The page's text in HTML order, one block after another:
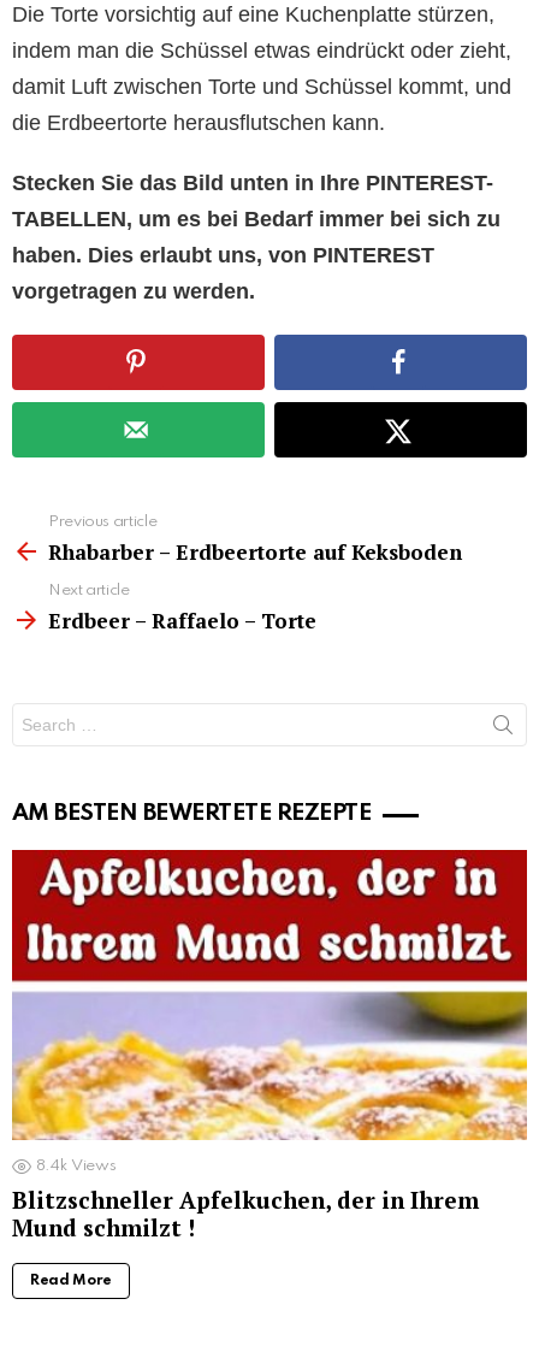
Die Torte vorsichtig auf eine Kuchenplatte stürzen,
indem man die Schüssel etwas eindrückt oder zieht,
damit Luft zwischen Torte und Schüssel kommt, und
die Erdbeertorte herausflutschen kann.
Stecken Sie das Bild unten in Ihre PINTEREST-
TABELLEN, um es bei Bedarf immer bei sich zu
haben. Dies erlaubt uns, von PINTEREST
vorgetragen zu werden.
more
Previous article
Rhabarber – Erdbeertorte auf Keksboden
Next article
Erdbeer – Raffaelo – Torte
for:
AM BESTEN BEWERTETE REZEPTE
8.4k Views
Blitzschneller Apfelkuchen, der in Ihrem
Mund schmilzt !
Read More